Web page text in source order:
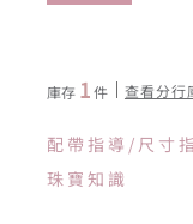
庫存 1件 查看分行
配帶指導/尺寸
珠寶知識